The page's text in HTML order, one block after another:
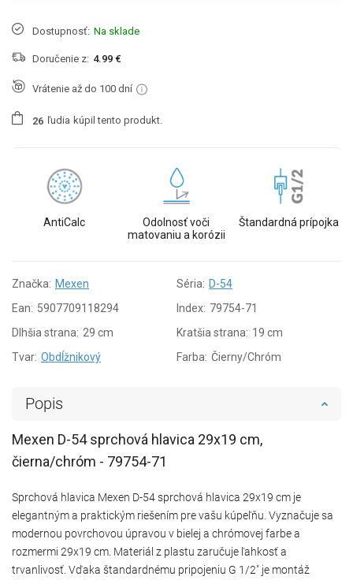
Dostupnosť: Na sklade
Doručenie z: 4.99 €
Vrátenie až do 100 dní
26 ľudia kúpil tento produkt.
AntiCalc
Odolnosť voči
matovaniu a korózii
Štandardná prípojka
Značka: Mexen Séria: D-54
Ean: 5907709118294 Index: 79754-71
Dlhšia strana: 29 cm Kratšia strana: 19 cm
Tvar: Obdĺžnikový Farba: Čierny/Chróm
Popis
Mexen D-54 sprchová hlavica 29x19 cm,
čierna/chróm - 79754-71
Sprchová hlavica Mexen D-54 sprchová hlavica 29x19 cm je
elegantným a praktickým riešením pre vašu kúpeľňu. Vyznačuje sa
modernou povrchovou úpravou v bielej a chrómovej farbe a
rozmermi 29x19 cm. Materiál z plastu zaručuje ľahkosť a
trvanlivosť. Vďaka štandardnému pripojeniu G 1/2" je montáž